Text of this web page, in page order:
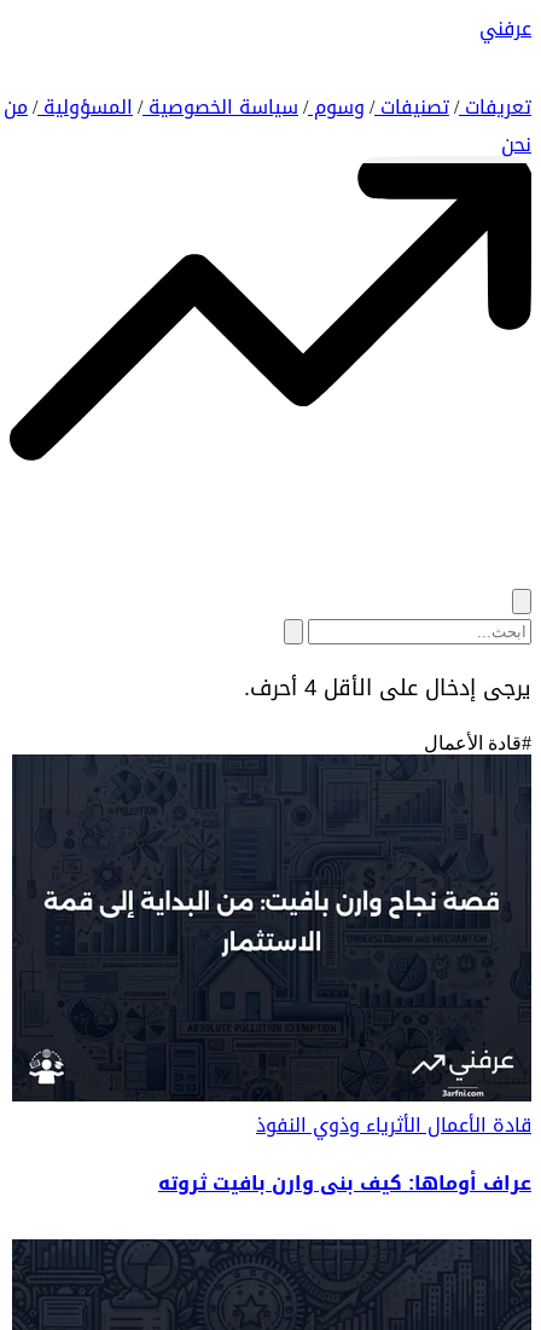
عرفني
تعريفات/ تصنيفات/ وسوم/ سياسة الخصوصية/ المسؤولية/ من
نحن
يرجى إدخال على الأقل 4 أحرف.
#قادة الأعمال
قادة الأعمالالأثرياء وذوي النفوذ
عراف أوماها: كيف بنى وارن بافيت ثروته